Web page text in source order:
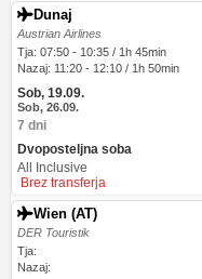
Dunaj
Austrian Airlines
Tja: 07:50 - 10:35 / 1h 45min
Nazaj: 11:20 - 12:10 / 1h 50min
Sob, 19.09.
Sob, 26.09.
7 dni
Dvoposteljna soba
All Inclusive
Brez transferja
Wien (AT)
DER Touristik
Tja:
Nazaj: